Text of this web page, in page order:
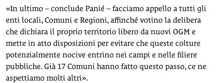
«In ultimo – conclude Panié – facciamo appello a tutti gli
enti locali, Comuni e Regioni, affinché votino la delibera
che dichiara il proprio territorio libero da nuovi OGM e
mette in atto disposizioni per evitare che queste colture
potenzialmente nocive entrino nei campi e nelle filiere
pubbliche. Già 17 Comuni hanno fatto questo passo, ce ne
aspettiamo molti altri».